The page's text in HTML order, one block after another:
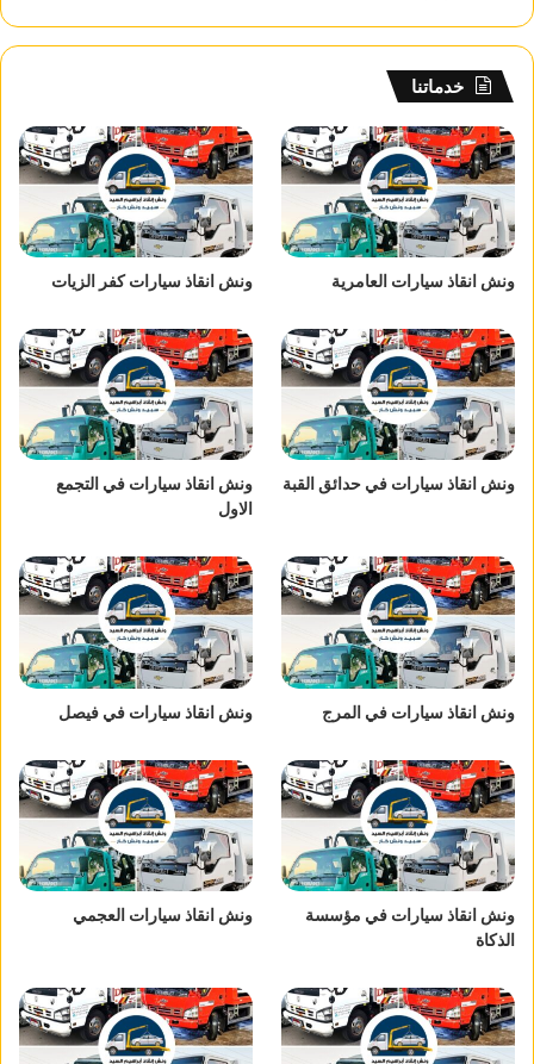
خدماتنا
ونش انقاذ سيارات العامرية ونش انقاذ سيارات كفر الزيات
ونش انقاذ سيارات في حدائق القبة
ونش انقاذ سيارات في التجمع
الاول
ونش انقاذ سيارات في المرج ونش انقاذ سيارات في فيصل
ونش انقاذ سيارات في مؤسسة
الذكاة
ونش انقاذ سيارات العجمي